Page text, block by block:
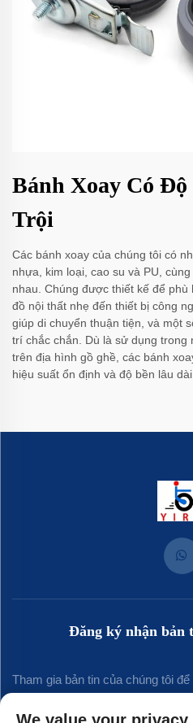
Bánh Xoay Có
Trội
Các bánh xoay của chúng tôi có
nhựa, kim loại, cao su và PU,
nhau. Chúng được thiết kế để
đồ nội thất nhẹ đến thiết bị công
giúp di chuyển thuận tiện, và một
trí chắc chắn. Dù là sử dụng
trên địa hình gồ ghề, các bánh
hiệu suất ổn định và độ bền lâu
Đăng ký nhận bản
Tham gia bản tin của chúng tôi